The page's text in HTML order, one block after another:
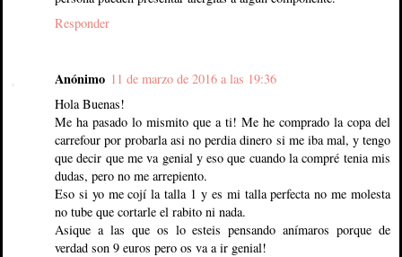
Responder
Anónimo 11 de marzo de 2016 a las 19:36
Hola Buenas!
Me ha pasado lo mismito que a ti! Me he comprado la copa del
carrefour por probarla asi no perdia dinero si me iba mal, y tengo
que decir que me va genial y eso que cuando la compré tenia mis
dudas, pero no me arrepiento.
Eso si yo me cojí la talla 1 y es mi talla perfecta no me molesta
no tube que cortarle el rabito ni nada.
Asique a las que os lo esteis pensando anímaros porque de
verdad son 9 euros pero os va a ir genial!